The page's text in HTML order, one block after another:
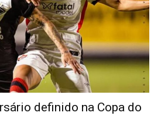
definido na Copa do